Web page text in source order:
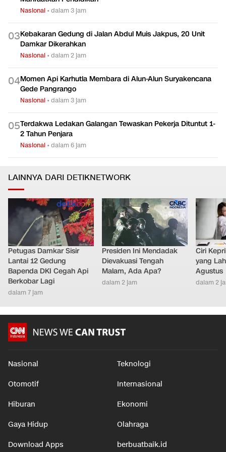
Nasional •dalam 3 jam
03Kebakaran Gedung di Jalan Abdul Muis Jakpus, 20 Unit
Damkar Dikerahkan
Nasional •dalam 2 jam
04Momen Api Karhutla Membara di Alun-Alun Suryakencana
Gede Pangrango
Nasional •dalam 3 jam
05Terdakwa Ledakan Galangan Tewaskan Pekerja Dituntut 1-
2 Tahun Penjara
Nasional •dalam 6 jam
LAINNYA DARI DETIKNETWORK
Petugas Damkar Sisir
Lantai 12 Gedung
Bapenda DKI Cegah Api
Berkobar Lagi
dalam 7 jam
Presiden Ini Mendadak
Dievakuasi Tengah
Malam, Ada Apa?
dalam 2 jam
Ciri
yang
Agustus
dalam 2
Nasional Teknologi
Otomotif Internasional
Hiburan Ekonomi
Gaya Hidup Olahraga
Download Apps berbuatbaik.id